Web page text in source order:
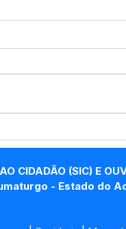
CIDADÃO (SIC) E
- Estado do